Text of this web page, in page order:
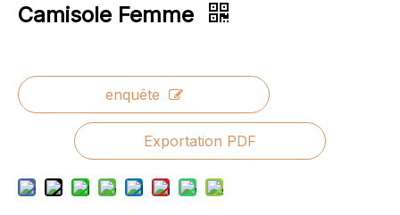
Camisole Femme
enquête
Exportation PDF